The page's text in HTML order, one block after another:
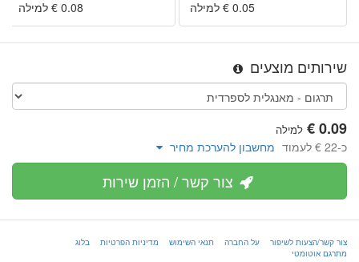
שירותים מוצעים
למילה
כ-‏22 € לעמוד מחשבון להערכת מחיר
צור קשר / הזמן שירות
צור קשר/הצעות לשיפור על החברה תנאי השימוש מדיניות הפרטיות
בלוג
מתרגם אוטומטי